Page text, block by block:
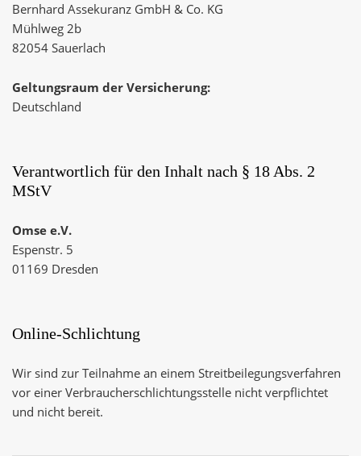
Bernhard Assekuranz GmbH & Co. KG
Mühlweg 2b
82054 Sauerlach
Geltungsraum der Versicherung:
Deutschland
Verantwortlich für den Inhalt nach § 18 Abs. 2
MStV
Omse e.V.
Espenstr. 5
01169 Dresden
Online-Schlichtung
Wir sind zur Teilnahme an einem Streitbeilegungsverfahren
vor einer Verbraucherschlichtungsstelle nicht verpflichtet
und nicht bereit.